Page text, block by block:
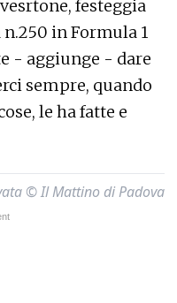
festeggia
in Formula 1
- aggiunge - dare
sempre, quando
le ha fatte e
© Il Mattino di Padova